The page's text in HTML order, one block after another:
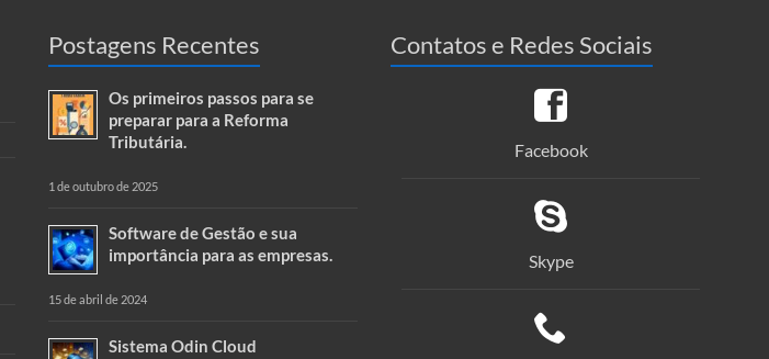
Postagens Recentes
Os primeiros passos para se
preparar para a Reforma
Tributária.
1 de outubro de 2025
Software de Gestão e sua
importância para as empresas.
15 de abril de 2024
Sistema Odin Cloud
Contatos e Redes Sociais
Facebook
Skype